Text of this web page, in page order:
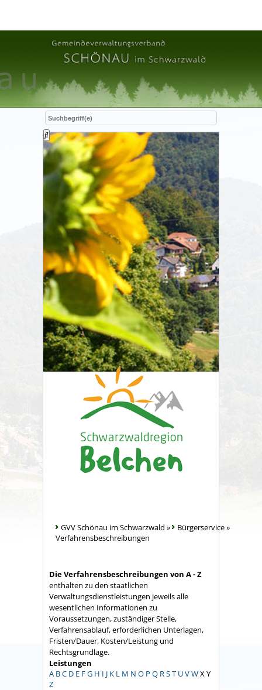
GVV Schönau im Schwarzwald » Bürgerservice»
Verfahrensbeschreibungen
Die Verfahrensbeschreibungen von A - Z
enthalten zu den staatlichen
Verwaltungsdienstleistungen jeweils alle
wesentlichen Informationen zu
Voraussetzungen, zuständiger Stelle,
Verfahrensablauf, erforderlichen Unterlagen,
Fristen/Dauer, Kosten/Leistung und
Rechtsgrundlage.
Leistungen
A BC D E FG H I J K L M N O P Q RST UVWX Y
Z